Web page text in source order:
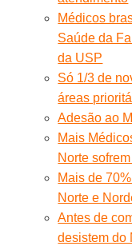
Médicos
Saúde da
da USP
Só 1/3 de
áreas
Adesão ao
Mais
Norte
Mais de
Norte e
Antes de
desistem do